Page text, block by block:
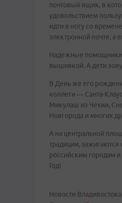
почтовый ящик, в
удовольствием
идти в ногу со
электронной почте, а
Надежные помощники
вышивкой. А дети
В День же его
коллеги — Санта-
Микулаш из Чехии,
Новгорода и многих
А на центральной
традиции, зажигаются
российским городам
Год!
Новости